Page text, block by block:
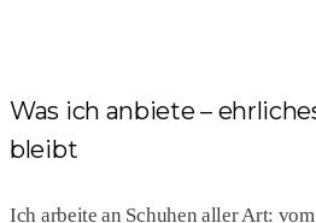
Was ich anbiete –
bleibt
Ich arbeite an Schuhen aller Art: